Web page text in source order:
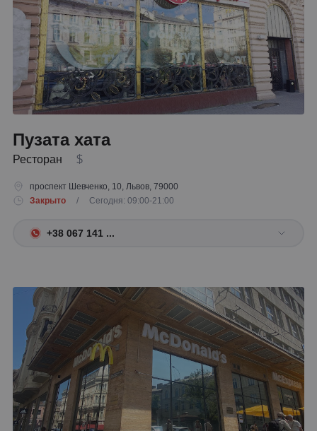
Пузата хата
Ресторан $
проспект Шевченко, 10, Львов, 79000
Закрыто
/ Сегодня: 09:00-21:00
+38 067 141 ...